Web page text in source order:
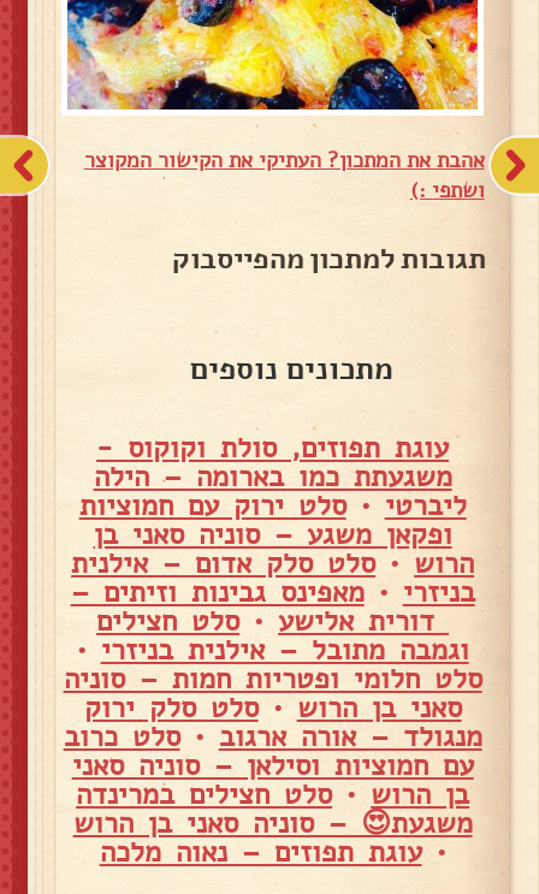
אהבת את המתכון? העתיקי את הקישור המקוצר
ושתפי :)
תגובות למתכון מהפייסבוק
מתכונים נוספים
עוגת תפוזים, סולת וקוקוס -
משגעתת כמו בארומה – הילה
ליברטי •סלט ירוק עם חמוציות
ופקאן משגע – סוניה סאני בן
הרוש •סלט סלק אדום – אילנית
בניזרי •מאפינס גבינות וזיתים –
דורית אלישע•סלט חצילים
וגמבה מתובל – אילנית בניזרי •
סלט חלומי ופטריות חמות – סוניה
סאני בן הרוש •סלט סלק ירוק
מנגולד – אורה ארגוב •סלט כרוב
עם חמוציות וסילאן – סוניה סאני
בן הרוש •סלט חצילים במרינדה
משגעת😍 – סוניה סאני בן הרוש
•עוגת תפוזים – נאוה מלכה